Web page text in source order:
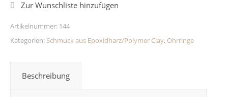
Artikelnummer: 144
Kategorien: Schmuck aus Epoxidharz/Polymer Clay, Ohrringe
Beschreibung